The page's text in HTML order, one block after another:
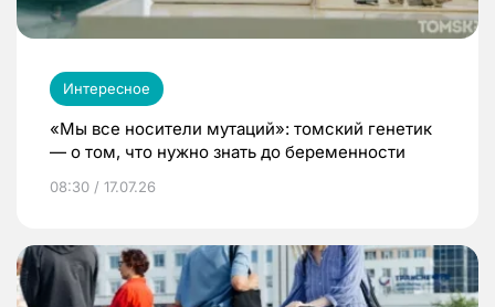
Интересное
«Мы все носители мутаций»: томский генетик
— о том, что нужно знать до беременности
08:30 / 17.07.26